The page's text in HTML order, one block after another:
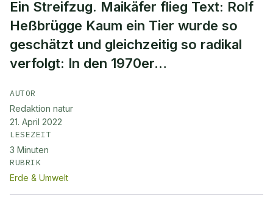
Ein Streifzug. Maikäfer flieg Text: Rolf
Heßbrügge Kaum ein Tier wurde so
geschätzt und gleichzeitig so radikal
verfolgt: In den 1970er…
AUTOR
Redaktion natur
21. April 2022
LESEZEIT
3 Minuten
RUBRIK
Erde & Umwelt